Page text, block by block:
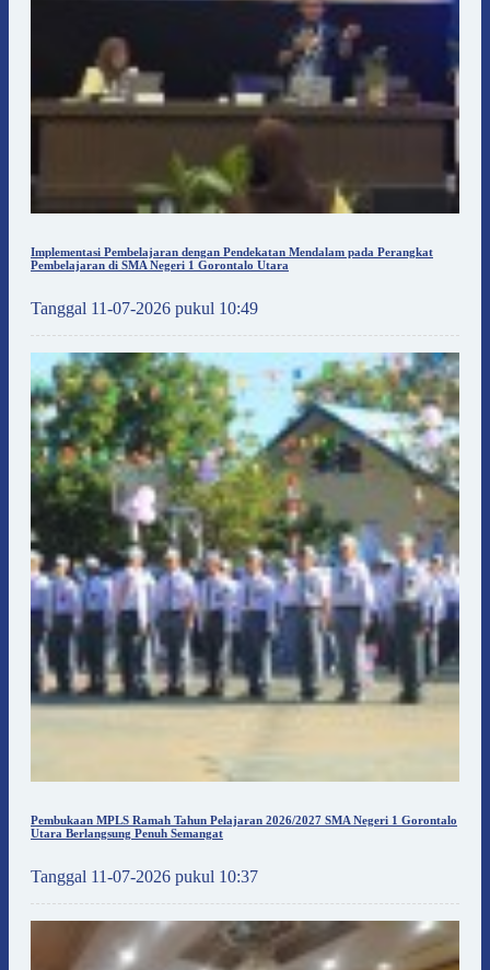
Implementasi Pembelajaran dengan Pendekatan Mendalam pada Perangkat
Pembelajaran di SMA Negeri 1 Gorontalo Utara
Tanggal 11-07-2026 pukul 10:49
Pembukaan MPLS Ramah Tahun Pelajaran 2026/2027 SMA Negeri 1 Gorontalo
Utara Berlangsung Penuh Semangat
Tanggal 11-07-2026 pukul 10:37